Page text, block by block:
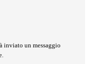
inviato un messaggio